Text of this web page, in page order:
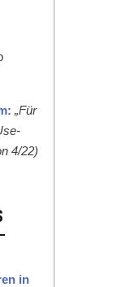
„Für
4/22)
in